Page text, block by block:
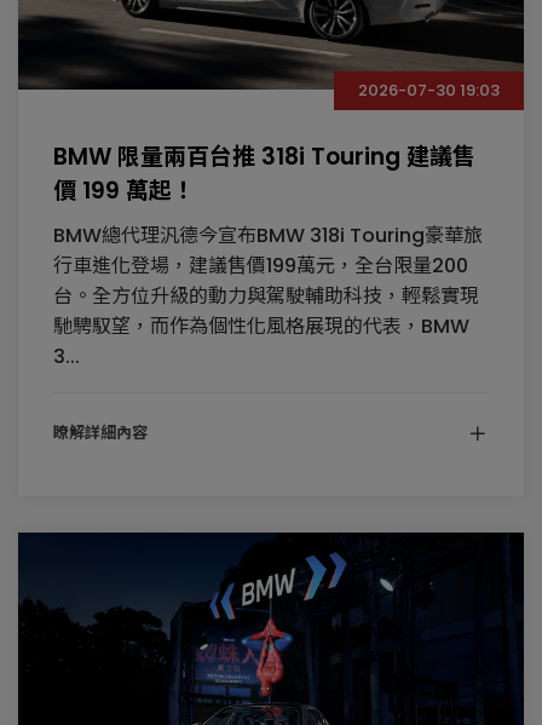
2026-07-30 19:03
BMW 限量兩百台推 318i Touring 建議售
價 199 萬起！
BMW總代理汎德今宣布BMW 318i Touring豪華旅
行車進化登場，建議售價199萬元，全台限量200
台。全方位升級的動力與駕駛輔助科技，輕鬆實現
馳騁馭望，而作為個性化風格展現的代表，BMW
3...
瞭解詳細內容